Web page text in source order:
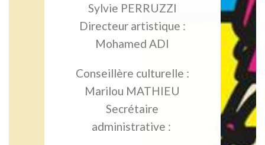
Sylvie PERRUZZI
Directeur artistique :
Mohamed ADI
Conseillère culturelle :
Marilou MATHIEU
Secrétaire
administrative :